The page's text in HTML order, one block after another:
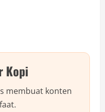
Kopi
membuat konten